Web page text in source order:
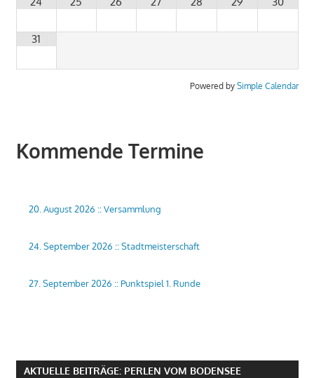
31
Powered by Simple Calendar
Kommende Termine
20. August 2026 ::Versammlung
24. September 2026 ::Stadtmeisterschaft
27. September 2026 :: Punktspiel 1. Runde
AKTUELLE BEITRÄGE: PERLEN VOM BODENSEE